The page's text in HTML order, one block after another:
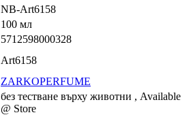
NB-Art6158
100 мл
5712598000328
Art6158
ZARKOPERFUME
без тестване върху животни , Available
@ Store